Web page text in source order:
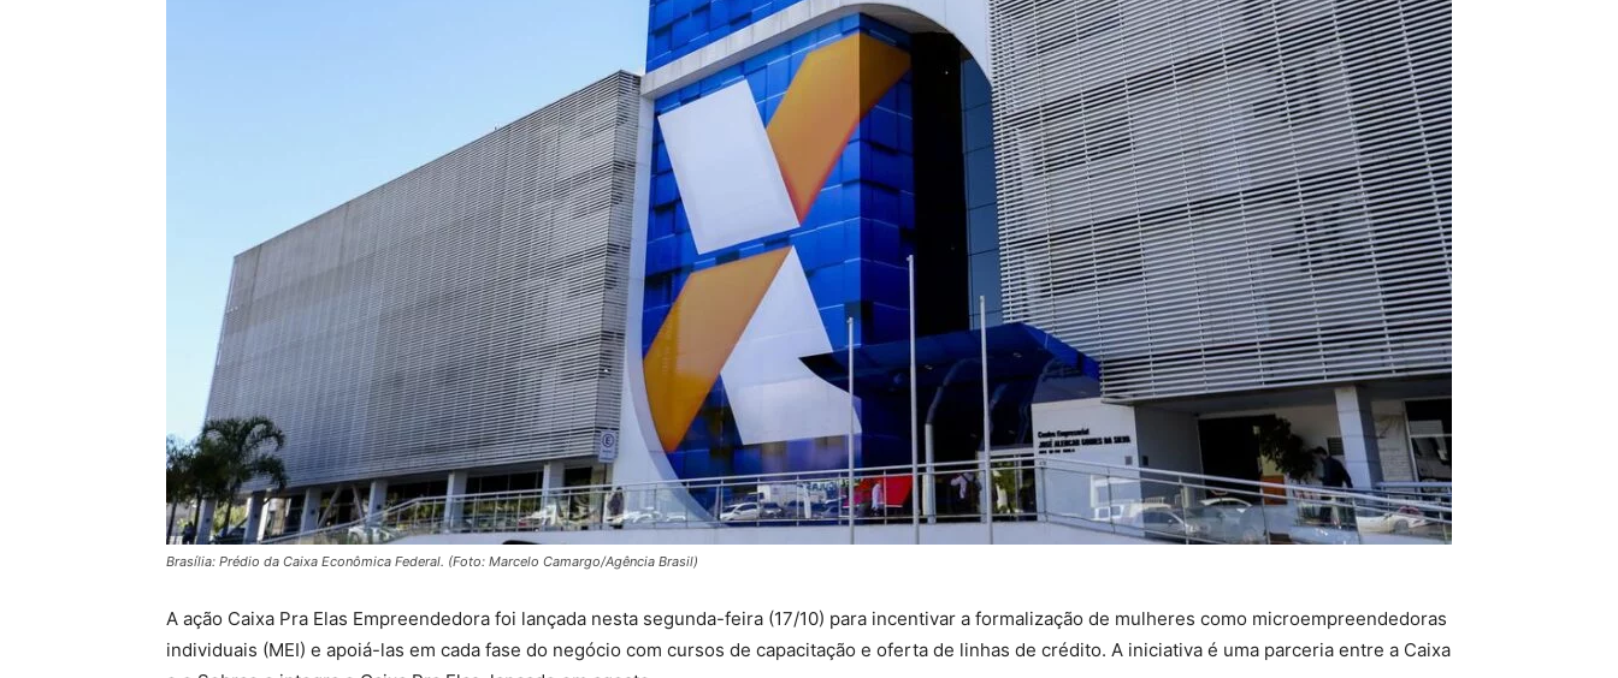
Brasília: Prédio da Caixa Econômica Federal. (Foto: Marcelo Camargo/Agência Brasil)
A ação Caixa Pra Elas Empreendedora foi lançada nesta segunda-feira (17/10) para incentivar a formalização de mulheres como microempreendedoras
individuais (MEI) e apoiá-las em cada fase do negócio com cursos de capacitação e oferta de linhas de crédito. A iniciativa é uma parceria entre a Caixa